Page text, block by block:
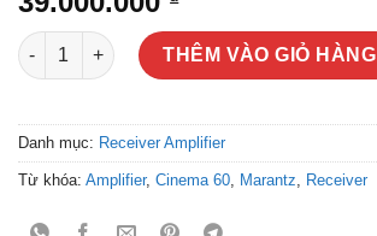
Marantz Cinema 60 số lượng
THÊM VÀO GIỎ HÀNG
Danh mục: Receiver Amplifier
Từ khóa: Amplifier, Cinema 60 Marantz Receiver